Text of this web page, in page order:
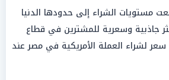
مستويات الشراء إلى حدودها الدنيا
جاذبية وسعرية للمشترين في قطاع
سعر لشراء العملة الأمريكية في مصر عند